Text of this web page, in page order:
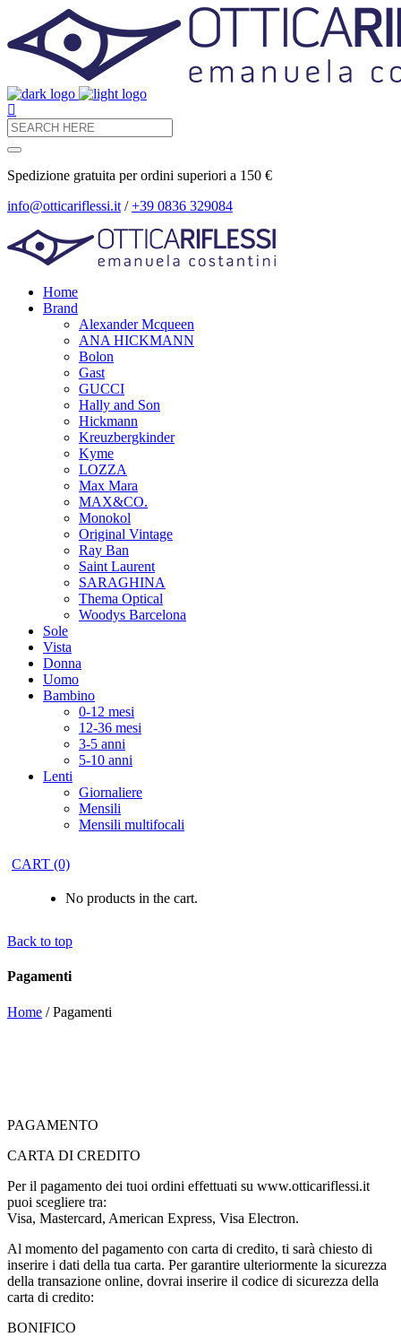
Spedizione gratuita per ordini superiori a 150 €
info@otticariflessi.it /+39 0836 329084
Home
Brand
Alexander Mcqueen
ANA HICKMANN
Bolon
Gast
GUCCI
Hally and Son
Hickmann
Kreuzbergkinder
Kyme
LOZZA
Max Mara
MAX&CO.
Monokol
Original Vintage
Ray Ban
Saint Laurent
SARAGHINA
Thema Optical
Woodys Barcelona
Sole
Vista
Donna
Uomo
Bambino
0-12 mesi
12-36 mesi
3-5 anni
5-10 anni
Lenti
Giornaliere
Mensili
Mensili multifocali
CART (0)
No products in the cart.
Back to top
Pagamenti
Home /Pagamenti
PAGAMENTO
CARTA DI CREDITO
Per il pagamento dei tuoi ordini effettuati su www.otticariflessi.it
puoi scegliere tra:
Visa, Mastercard, American Express, Visa Electron.
Al momento del pagamento con carta di credito, ti sarà chiesto di
inserire i dati della tua carta. Per garantire ulteriormente la sicurezza
della transazione online, dovrai inserire il codice di sicurezza della
carta di credito:
BONIFICO